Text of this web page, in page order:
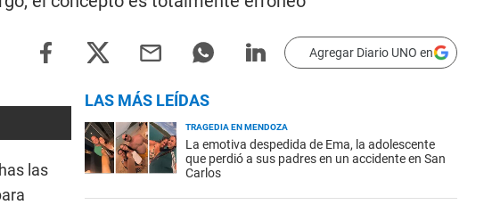
Agregar Diario UNO en
las
LAS MÁS LEÍDAS
TRAGEDIA EN MENDOZA
La emotiva despedida de Ema, la adolescente
que perdió a sus padres en un accidente en San
Carlos